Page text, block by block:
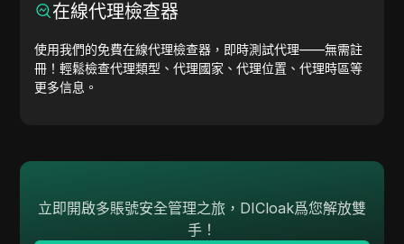
在線代理檢查器
使用我們的免費在線代理檢查器，即時測試代理——無需註
冊！輕鬆檢查代理類型、代理國家、代理位置、代理時區等
更多信息。
立即開啟多賬號安全管理之旅，DICloak爲您解放雙
手！